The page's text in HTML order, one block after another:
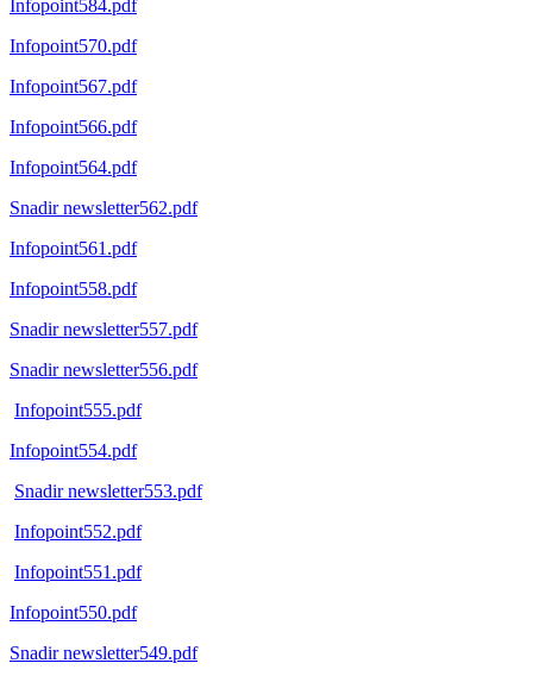
Infopoint584.pdf
Infopoint570.pdf
Infopoint567.pdf
Infopoint566.pdf
Infopoint564.pdf
Snadir newsletter562.pdf
Infopoint561.pdf
Infopoint558.pdf
Snadir newsletter557.pdf
Snadir newsletter556.pdf
Infopoint555.pdf
Infopoint554.pdf
Snadir newsletter553.pdf
Infopoint552.pdf
Infopoint551.pdf
Infopoint550.pdf
Snadir newsletter549.pdf